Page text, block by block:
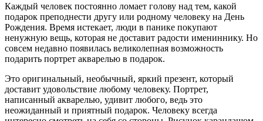
Каждый человек постоянно ломает голову над тем, какой
подарок преподнести другу или родному человеку на День
Рождения. Время истекает, люди в панике покупают
ненужную вещь, которая не доставит радости имениннику. Но
совсем недавно появилась великолепная возможность
подарить портрет акварелью в подарок.
Это оригинальный, необычный, яркий презент, который
доставит удовольствие любому человеку. Портрет,
написанный акварелью, удивит любого, ведь это
неожиданный и приятный подарок. Человеку всегда